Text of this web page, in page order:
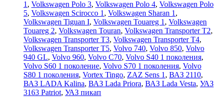
1 , Volkswagen Polo 3, Volkswagen Polo 4, Volkswagen Polo
5, Volkswagen Scirocco 1 , Volkswagen Sharan 1 ,
Volkswagen Tiguan I, Volkswagen Touareg 1 , Volkswagen
Touareg 2, Volkswagen Touran, Volkswagen Transporter T2,
Volkswagen Transporter T3, Volkswagen Transporter T4,
Volkswagen Transporter T5, Volvo 740, Volvo 850, Volvo
940 GL, Volvo 960, Volvo C70, Volvo S40 1 поколения,
Volvo S60 1 поколение, Volvo S70 1 поколения, Volvo
S80 1 поколения, Vortex Tingo, ZAZ Sens 1 , ВАЗ 2110,
ВАЗ LADA Kalina, ВАЗ Lada Priora, ВАЗ Lada Vesta, УАЗ
3163 Patriot, УАЗ пикап